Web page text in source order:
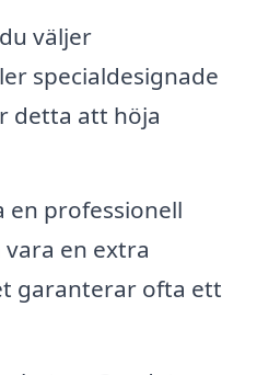
väljer
specialdesignade
detta att höja
en professionell
en extra
garanterar ofta ett